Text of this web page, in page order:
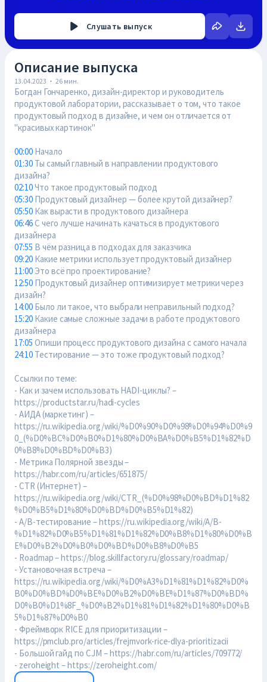
Слушать выпуск
Описание выпуска
13.04.2023 · 26 мин.
Богдан Гончаренко, дизайн-директор и руководитель
продуктовой лаборатории, рассказывает о том, что такое
продуктовый подход в дизайне, и чем он отличается от
"красивых картинок"
00:00 Начало
01:30 Ты самый главный в направлении продуктового
дизайна?
02:10Что такое продуктовый подход
05:30 Продуктовый дизайнер — более крутой дизайнер?
05:50 Как вырасти в продуктового дизайнера
06:46С чего лучше начинать качаться в продуктового
дизайнера
07:55 В чём разница в подходах для заказчика
09:20 Какие метрики использует продуктовый дизайнер
11:00 Это всё про проектирование?
12:50 Продуктовый дизайнер оптимизирует метрики через
дизайн?
14:00 Было ли такое, что выбрали неправильный подход?
15:20 Какие самые сложные задачи в работе продуктового
дизайнера
17:05 Опиши процесс продуктового дизайна с самого начала
24:10 Тестирование — это тоже продуктовый подход?
Ссылки по теме:
- Как и зачем использовать HADI-циклы? –
https://productstar.ru/hadi-cycles
- АИДА (маркетинг) –
https://ru.wikipedia.org/wiki/%D0%90%D0%98%D0%94%D0%9
0_(%D0%BC%D0%B0%D1%80%D0%BA%D0%B5%D1%82%D
0%B8%D0%BD%D0%B3)
- Метрика Полярной звезды –
https://habr.com/ru/articles/651875/
- CTR (Интернет) –
https://ru.wikipedia.org/wiki/CTR_(%D0%98%D0%BD%D1%82
%D0%B5%D1%80%D0%BD%D0%B5%D1%82)
- A/B-тестирование – https://ru.wikipedia.org/wiki/A/B-
%D1%82%D0%B5%D1%81%D1%82%D0%B8%D1%80%D0%B
E%D0%B2%D0%B0%D0%BD%D0%B8%D0%B5
- Roadmap – https://blog.skillfactory.ru/glossary/roadmap/
- Установочная встреча –
https://ru.wikipedia.org/wiki/%D0%A3%D1%81%D1%82%D0%
B0%D0%BD%D0%BE%D0%B2%D0%BE%D1%87%D0%BD%
D0%B0%D1%8F_%D0%B2%D1%81%D1%82%D1%80%D0%B
5%D1%87%D0%B0
- Фреймворк RICE для приоритизации –
https://pmclub.pro/articles/frejmvork-rice-dlya-prioritizacii
- Большой гайд по CJM – https://habr.com/ru/articles/709772/
- zeroheight – https://zeroheight.com/